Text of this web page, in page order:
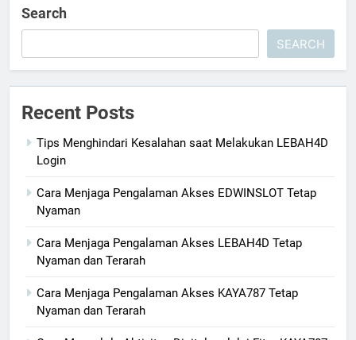
Search
SEARCH
Recent Posts
Tips Menghindari Kesalahan saat Melakukan LEBAH4D
Login
Cara Menjaga Pengalaman Akses EDWINSLOT Tetap
Nyaman
Cara Menjaga Pengalaman Akses LEBAH4D Tetap
Nyaman dan Terarah
Cara Menjaga Pengalaman Akses KAYA787 Tetap
Nyaman dan Terarah